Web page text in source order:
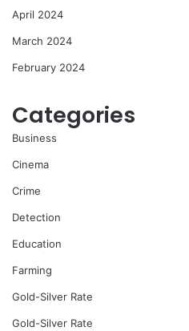
April 2024
March 2024
February 2024
Categories
Business
Cinema
Crime
Detection
Education
Farming
Gold-Silver Rate
Gold-Silver Rate